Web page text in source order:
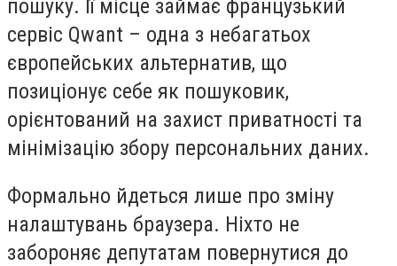
пошуку. Її місце займає французький
сервіс Qwant – одна з небагатьох
європейських альтернатив, що
позиціонує себе як пошуковик,
орієнтований на захист приватності та
мінімізацію збору персональних даних.
Формально йдеться лише про зміну
налаштувань браузера. Ніхто не
забороняє депутатам повернутися до